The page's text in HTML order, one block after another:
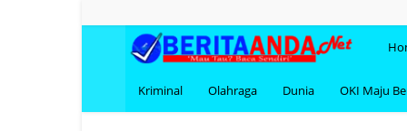
Kriminal Olahraga Dunia OKI Maju